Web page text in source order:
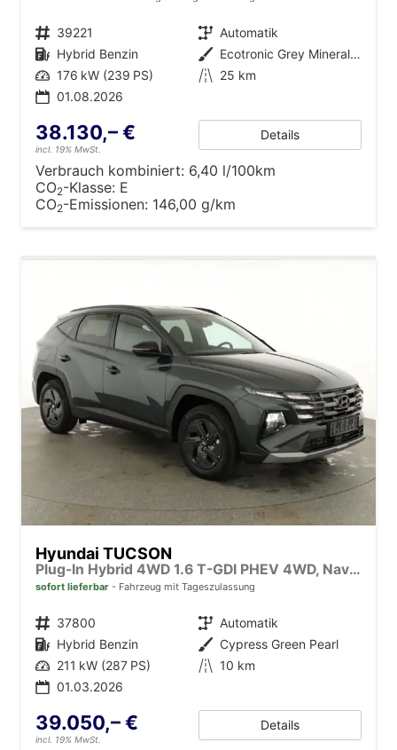
Fahrzeugnr. 39221 Getriebe Automatik
Kraftstoff Hybrid Benzin Außenfarbe
Ecotronic Grey Mineraleffekt
Leistung 176 kW (239 PS) Kilometerstand 25 km
01.08.2026
38.130,– €
incl. 19% MwSt.
Details
Verbrauch kombiniert: 6,40 l/100km
CO2-Klasse: E
CO2-Emissionen: 146,00 g/km
Hyundai TUCSON
Plug-In Hybrid 4WD 1.6 T-GDI PHEV 4WD, Navi, Kamera, Side, Winter
sofort lieferbar Fahrzeug mit Tageszulassung
Fahrzeugnr. 37800 Getriebe Automatik
Kraftstoff Hybrid Benzin Außenfarbe Cypress Green Pearl
Leistung 211 kW (287 PS) Kilometerstand 10 km
01.03.2026
39.050,– €
incl. 19% MwSt.
Details